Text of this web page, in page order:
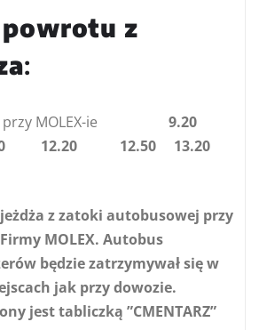
z
:
MOLEX-ie
9.20
12.20 12.50 13.20
z zatoki autobusowej przy
MOLEX. Autobus
będzie zatrzymywał się w
jak przy dowozie.
jest tabliczką ”CMENTARZ”